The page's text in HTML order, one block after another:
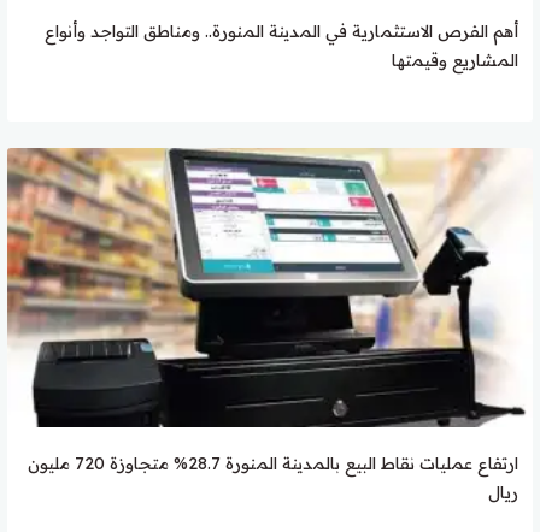
أهم الفرص الاستثمارية في المدينة المنورة.. ومناطق التواجد وأنواع
المشاريع وقيمتها
ارتفاع عمليات نقاط البيع بالمدينة المنورة 28.7% متجاوزة 720 مليون
ريال